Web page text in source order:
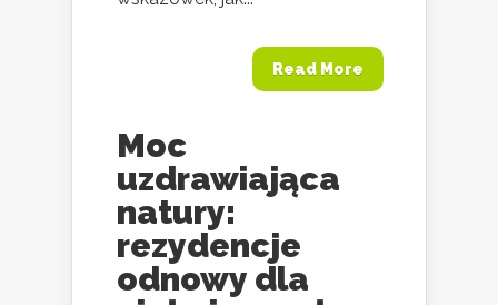
Read More
Moc
uzdrawiająca
natury:
rezydencje
odnowy dla